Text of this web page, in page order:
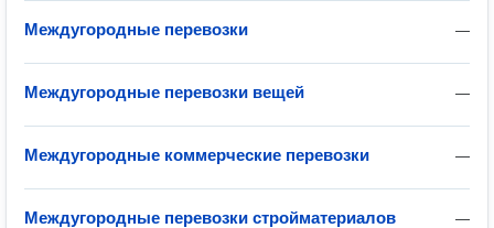
—
Междугородные перевозки
—
Междугородные перевозки вещей
—
Междугородные коммерческие перевозки
—
Междугородные перевозки стройматериалов